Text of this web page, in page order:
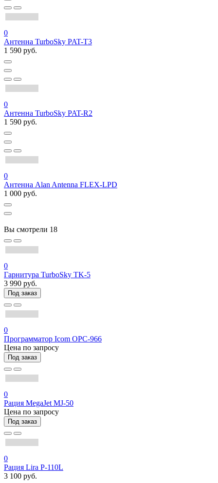
0
Антенна TurboSky PAT-T3
1 590 руб.
0
Антенна TurboSky PAT-R2
1 590 руб.
0
Антенна Alan Antenna FLEX-LPD
1 000 руб.
Вы смотрели 18
0
Гарнитура TurboSky TK-5
3 990 руб.
Под заказ
0
Программатор Icom OPC-966
Цена по запросу
Под заказ
0
Рация MegaJet MJ-50
Цена по запросу
Под заказ
0
Рация Lira P-110L
3 100 руб.